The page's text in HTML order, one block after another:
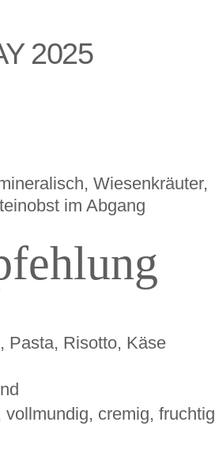
2025
Wiesenkräuter,
im Abgang
Pasta, Risotto, Käse
vollmundig, cremig, fruchtig